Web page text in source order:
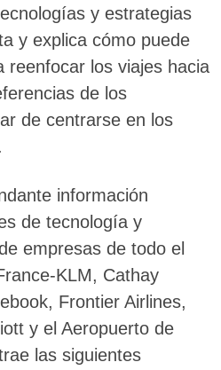
y estrategias
y explica cómo puede
reenfocar los viajes hacia
de los
de centrarse en los
información
de tecnología y
empresas de todo el
KLM, Cathay
Frontier Airlines,
y el Aeropuerto de
las siguientes